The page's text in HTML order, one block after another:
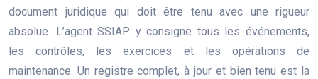
document juridique qui doit être tenu avec une rigueur
absolue. L’agent SSIAP y consigne tous les événements,
les contrôles, les exercices et les opérations de
maintenance. Un registre complet, à jour et bien tenu est la